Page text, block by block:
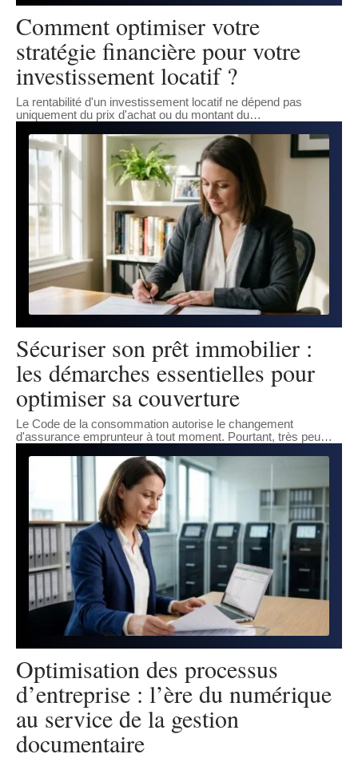
Comment optimiser votre
stratégie financière pour votre
investissement locatif ?
La rentabilité d'un investissement locatif ne dépend pas
uniquement du prix d'achat ou du montant du…
Sécuriser son prêt immobilier :
les démarches essentielles pour
optimiser sa couverture
Le Code de la consommation autorise le changement
d'assurance emprunteur à tout moment. Pourtant, très peu…
Optimisation des processus
d’entreprise : l’ère du numérique
au service de la gestion
documentaire